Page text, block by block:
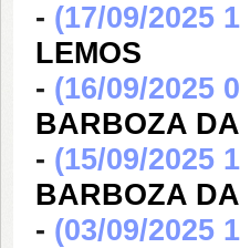
- (17/09/2025
LEMOS
- (16/09/2025
BARBOZA
- (15/09/2025
BARBOZA
- (03/09/2025